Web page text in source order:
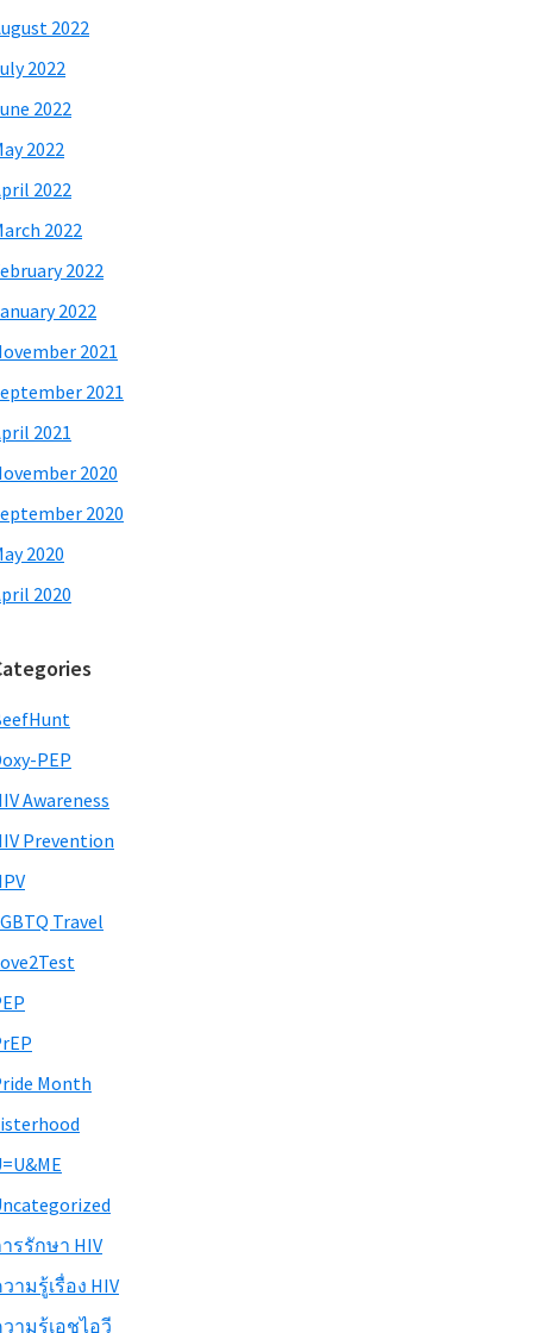
2022
2022
2022
2022
2022
2022
2022
2022
2021
2021
2021
2020
2020
2020
2020
PEP
Awareness
Prevention
Travel
Month
รรักษา HIV
ามรู้เรื่อง HIV
ามรู้เอชไอวี